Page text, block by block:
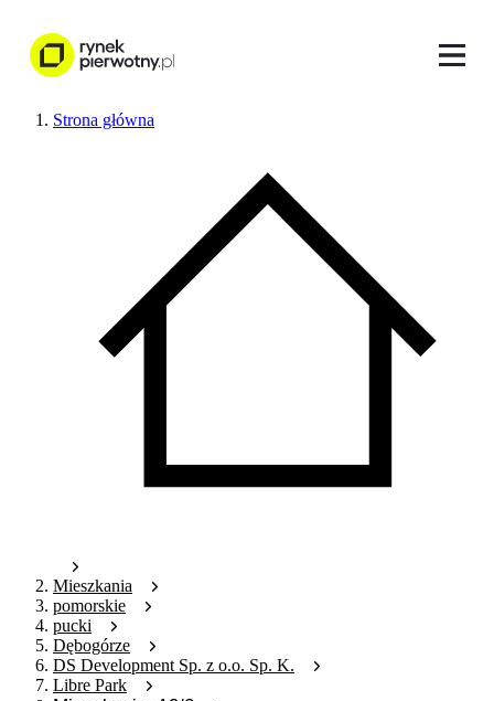
Strona główna
Mieszkania
pomorskie
pucki
Dębogórze
DS Development Sp. z o.o. Sp. K.
Libre Park